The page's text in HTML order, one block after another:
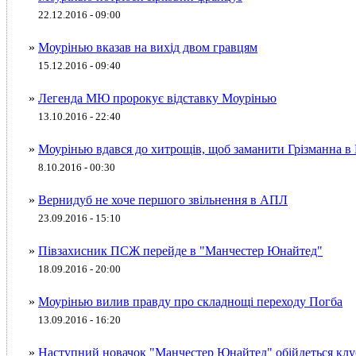
22.12.2016 - 09:00
» Моурінью вказав на вихід двом гравцям
15.12.2016 - 09:40
» Легенда МЮ пророкує відставку Моурінью
13.10.2016 - 22:40
» Моурінью вдався до хитрощів, щоб заманити Грізманна
8.10.2016 - 00:30
» Вернидуб не хоче першого звільнення в АПЛ
23.09.2016 - 15:10
» Півзахисник ПСЖ перейде в "Манчестер Юнайтед"
18.09.2016 - 20:00
» Моурінью вилив правду про складнощі переходу Погба
13.09.2016 - 16:20
» Наступний новачок "Манчестер Юнайтед" обійдеться